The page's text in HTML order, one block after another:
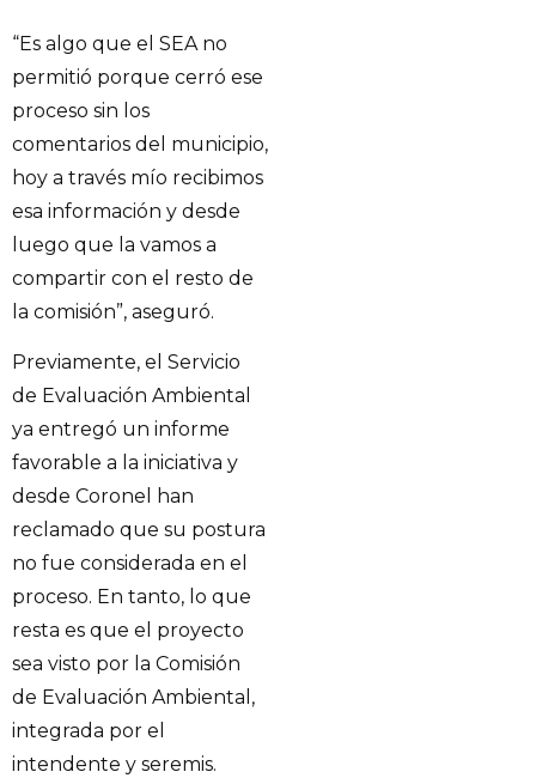
“Es algo que el SEA no
permitió porque cerró ese
proceso sin los
comentarios del municipio,
hoy a través mío recibimos
esa información y desde
luego que la vamos a
compartir con el resto de
la comisión”, aseguró.
Previamente, el Servicio
de Evaluación Ambiental
ya entregó un informe
favorable a la iniciativa y
desde Coronel han
reclamado que su postura
no fue considerada en el
proceso. En tanto, lo que
resta es que el proyecto
sea visto por la Comisión
de Evaluación Ambiental,
integrada por el
intendente y seremis.